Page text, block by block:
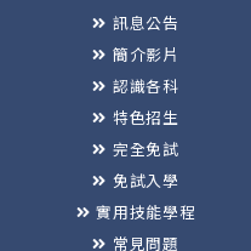
訊息公告
簡介影片
認識各科
特色招生
完全免試
免試入學
實用技能學程
常見問題